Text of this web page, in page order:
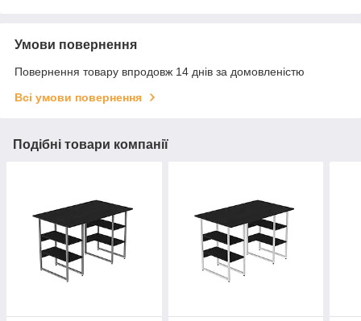
Умови повернення
Повернення товару впродовж 14 днів за домовленістю
Всі умови повернення
Подібні товари компанії